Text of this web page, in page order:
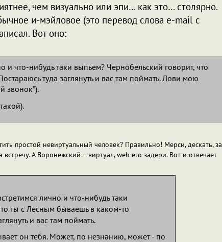
чем визуально или эпи… как это… столярно.
и-мэйловое (это перевод слова e-mail с
Вот оно:
и что-нибудь таки выпьем? Чернобельский говорит, что
туда заглянуть и вас там поймать. Лови мою
звонок”).
простой невиртуальный человек? Правильно! Мерси, дескать, за
А Воронежский – виртуал, web его задери. Вот и отвечает
лично и что-нибудь таки
ты с Лесным бываешь в каком-то
и вас там поймать.
он тебя. Может, по незнанию, может - по